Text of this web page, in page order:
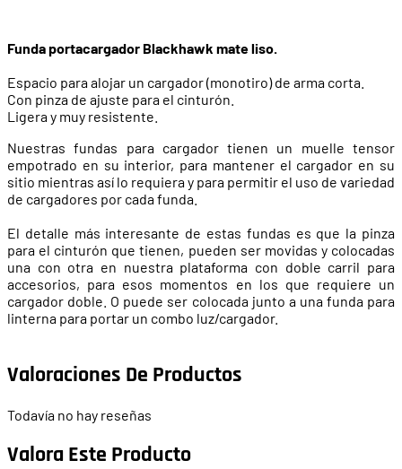
Funda portacargador Blackhawk mate liso.
Espacio para alojar un cargador (monotiro) de arma corta.
Con pinza de ajuste para el cinturón.
Ligera y muy resistente.
Nuestras fundas para cargador tienen un muelle tensor
empotrado en su interior, para mantener el cargador en su
sitio mientras así lo requiera y para permitir el uso de variedad
de cargadores por cada funda.
El detalle más interesante de estas fundas es que la pinza
para el cinturón que tienen, pueden ser movidas y colocadas
una con otra en nuestra plataforma con doble carril para
accesorios, para esos momentos en los que requiere un
cargador doble. O puede ser colocada junto a una funda para
linterna para portar un combo luz/cargador.
Valoraciones De Productos
Todavía no hay reseñas
Valora Este Producto